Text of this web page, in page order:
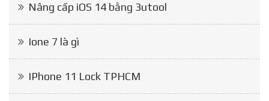
Nâng cấp iOS 14 bằng 3utool
Ione 7 là gì
IPhone 11 Lock TPHCM